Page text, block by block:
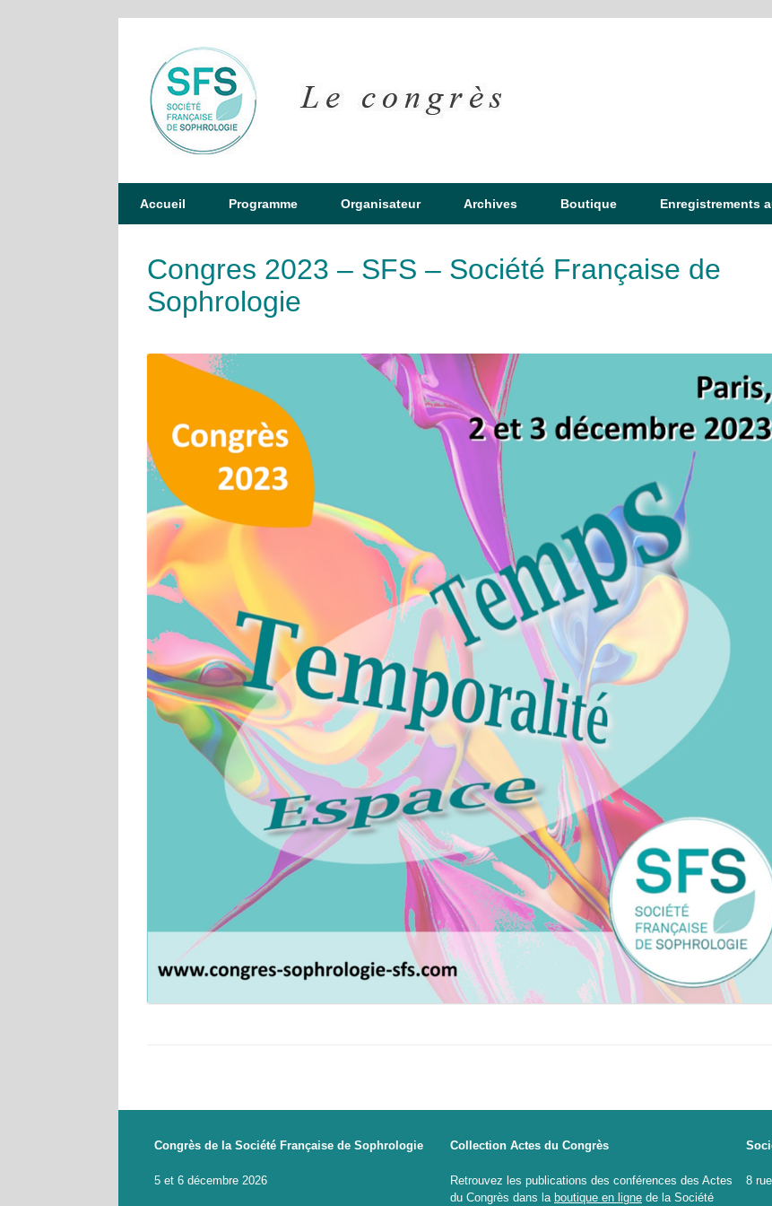
Accueil Programme Organisateur Archives Boutique Enregistrements
Congres 2023 – SFS – Société Française de
Sophrologie
Congrès de la Société Française de Sophrologie
5 et 6 décembre 2026
Collection Actes du Congrès
Retrouvez les publications des conférences des Actes
du Congrès dans la boutique en ligne de la Société
8